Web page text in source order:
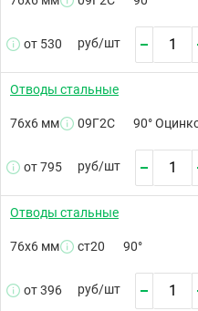
от 530 руб/шт
Отводы стальные
76х6 мм 09Г2С 90°
от 795 руб/шт
Отводы стальные
76х6 мм ст20 90°
от 396 руб/шт